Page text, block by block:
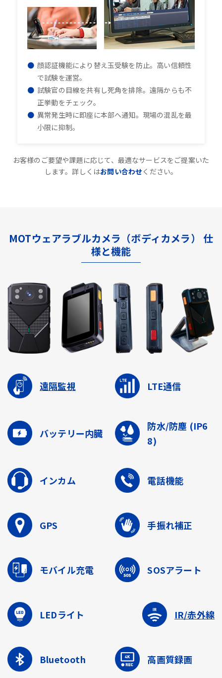
顔認証機能により替え玉受験を防止。高い信頼性
で試験を運営。
試験官の目線を共有し死角を排除。遠隔からも不
正挙動をチェック。
異常発生時に即座に本部へ通知。現場の混乱を最
小限に抑制。
お客様のご要望や課題に応じて、最適なサービスをご提案いた
します。詳しくはお問い合わせください。
MOTウェアラブルカメラ（ボディカメラ） 仕
様と機能
遠隔監視 LTE通信
バッテリー内臓
防水/防塵 (IP6
8)
インカム 電話機能
GPS 手振れ補正
モバイル充電 SOSアラート
LEDライト IR/赤外線
Bluetooth 高画質録画